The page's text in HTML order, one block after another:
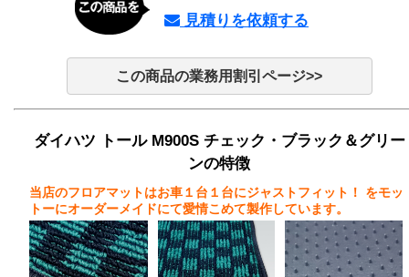
見積りを依頼する
この商品の業務用割引ページ>>
ダイハツ トール M900S チェック・ブラック＆グリー
ンの特徴
当店のフロアマットはお車１台１台にジャストフィット！
をモッ
トーにオーダーメイドにて愛情こめて製作しています。